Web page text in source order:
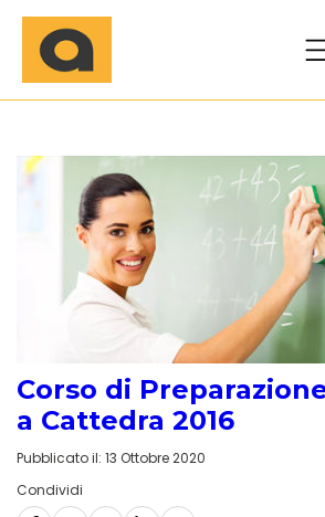
e Perfezionamenti
Chi Siamo
Consulenza
Pagina di aiuto
Corso di
a Cattedra 2016
Pubblicato il: 13 Ottobre 2020
Condividi